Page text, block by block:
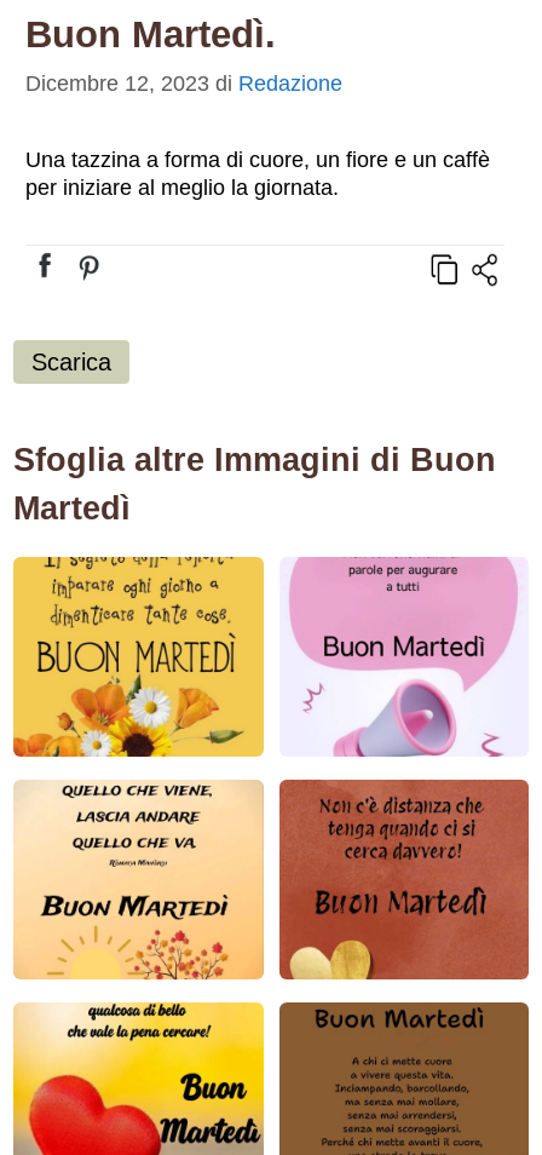
Buon Martedì.
Dicembre 12, 2023 di Redazione
Una tazzina a forma di cuore, un fiore e un caffè
per iniziare al meglio la giornata.
Scarica
Sfoglia altre Immagini di Buon
Martedì